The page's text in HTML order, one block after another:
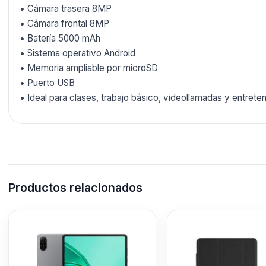
• Cámara trasera 8MP
• Cámara frontal 8MP
• Batería 5000 mAh
• Sistema operativo Android
• Memoria ampliable por microSD
• Puerto USB
• Ideal para clases, trabajo básico, videollamadas y
Productos relacionados